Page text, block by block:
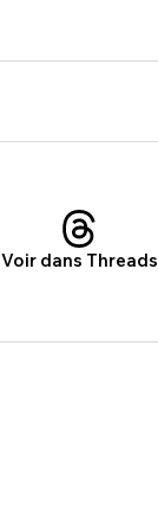
Voir dans Threads